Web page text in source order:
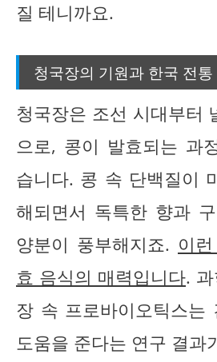
질 테니까요.
청국장의 기원과 한국 전
청국장은 조선 시대부터
으로, 콩이 발효되는 과
습니다. 콩 속 단백질이
해되면서 독특한 향과
양분이 풍부해지죠. 이
효 음식의 매력입니다.
장 속 프로바이오틱스는
도움을 준다는 연구 결과